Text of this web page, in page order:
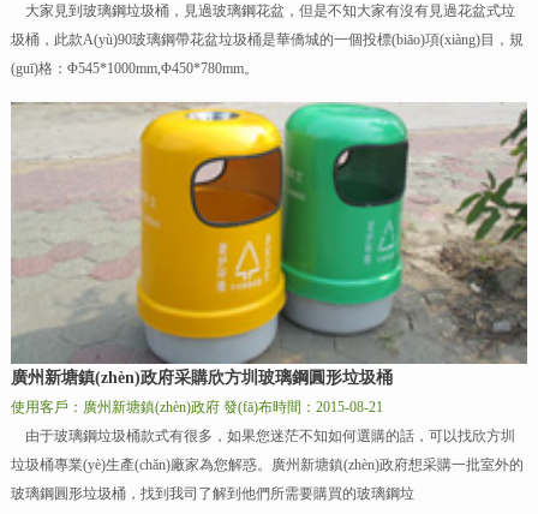
大家見到玻璃鋼垃圾桶，見過玻璃鋼花盆，但是不知大家有沒有見過花盆式垃
圾桶，此款A(yù)90玻璃鋼帶花盆垃圾桶是華僑城的一個投標(biāo)項(xiàng)目，規
(guī)格：Φ545*1000mm,Φ450*780mm。
廣州新塘鎮(zhèn)政府采購欣方圳玻璃鋼圓形垃圾桶
使用客戶：廣州新塘鎮(zhèn)政府 發(fā)布時間：2015-08-21
由于玻璃鋼垃圾桶款式有很多，如果您迷茫不知如何選購的話，可以找欣方圳
垃圾桶專業(yè)生產(chǎn)廠家為您解惑。廣州新塘鎮(zhèn)政府想采購一批室外的
玻璃鋼圓形垃圾桶，找到我司了解到他們所需要購買的玻璃鋼垃